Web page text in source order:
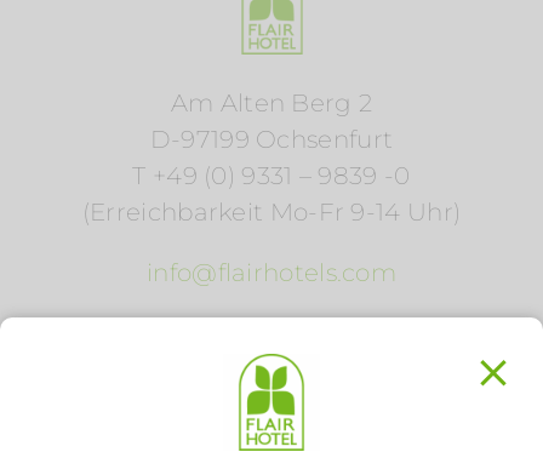
Am Alten Berg 2
D-97199 Ochsenfurt
T +49 (0) 9331 – 9839 -0
(Erreichbarkeit Mo-Fr 9-14 Uhr)
info@flairhotels.com